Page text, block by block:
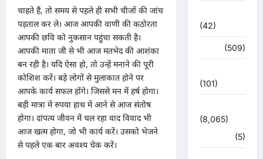
चाहते हैं, तो समय से पहले ही सभी चीजों की जांच
पड़ताल कर ले। आज आपकी वाणी की कठोरता
आपकी छवि को नुकसान पहुंचा सकती है।
आपकी माता जी से भी आज मतभेद की आशंका
बन रही है। यदि ऐसा हो, तो उन्हें मनाने की पूरी
कोशिश करें। बड़े लोगों से मुलाकात होने पर
आपके कार्य सफल होंगे। जिससे मन में हर्ष होगा।
बड़ी मात्रा में रुपया हाथ में आने से आज संतोष
होगा। दांपत्य जीवन में चल रहा वाद विवाद भी
आज खत्म होगा, जो भी कार्य करें। उसको भेजने
से पहले एक बार अवश्य चेक करें।
(42)
(509)
(101)
(8,065)
(5)